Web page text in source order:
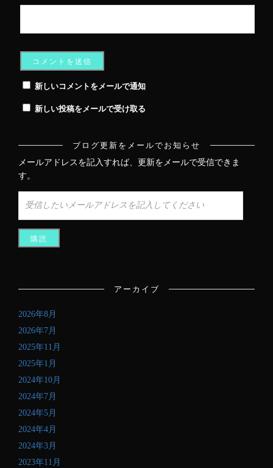
新しいコメントをメールで通知
新しい投稿をメールで受け取る
ブログ更新をメールでお知らせ
メールアドレスを記入すれば、更新をメールで受信できま
す。
信
し
い
レ
ス
を
入
し
て
だ
さ
い
アーカイブ
2026年8月
2026年7月
2025年11月
2025年1月
2024年10月
2024年7月
2024年5月
2024年4月
2024年3月
2023年11月